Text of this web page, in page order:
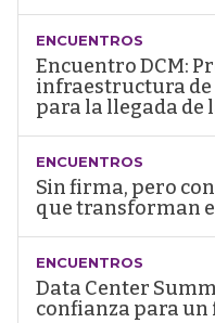
ENCUENTROS
Encuentro DCM:
infraestructura de
para la llegada de
ENCUENTROS
Sin firma, pero
que transforman
ENCUENTROS
Data Center
confianza para